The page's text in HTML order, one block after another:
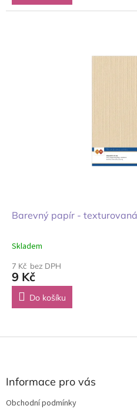
Barevný papír -
Skladem
7 Kč bez DPH
9 Kč
Do košíku
Z
Informace pro vás
Obchodní podmínky